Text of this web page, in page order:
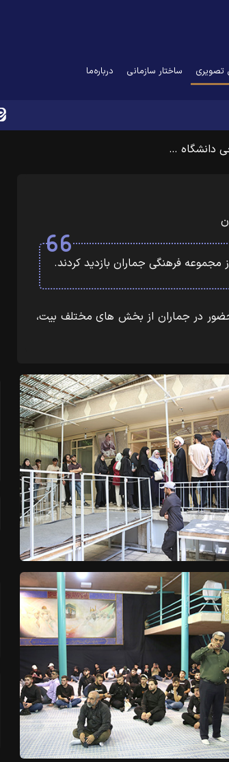
تصویری
(current) ساختار سازمانی درباره‌ما
دانشگاه …
فرهنگی جماران بازدید کردند.
در جماران از بخش های مختلف بیت،